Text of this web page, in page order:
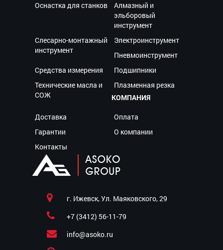
Оснастка для станков
Алмазный и
эльборовый
инструмент
Слесарно-монтажный
инструмент
Электроинструмент
Пневмоинструмент
Средства измерения
Подшипники
Технические масла и
СОЖ
Плазменная резка
КОМПАНИЯ
Доставка
Оплата
Гарантии
О компании
Контакты
г. Ижевск, Ул. Маяковского, 29
+7 (3412) 56-11-79
info@asoko.ru